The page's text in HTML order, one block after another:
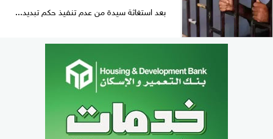
بعد استغاثة سيدة من عدم تنفيذ حكم تبديد...